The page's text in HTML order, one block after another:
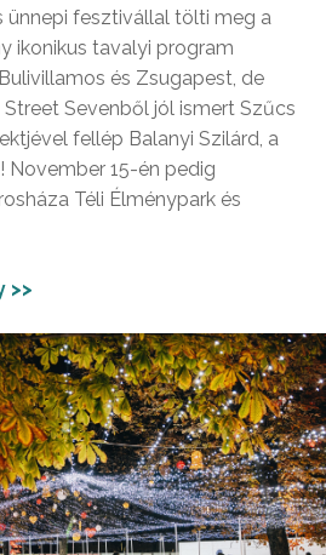
ünnepi fesztivállal tölti meg a
ikonikus tavalyi program
és Zsugapest, de
Sevenből jól ismert Szűcs
fellép Balanyi Szilárd, a
November 15-én pedig
Téli Élménypark és
>>